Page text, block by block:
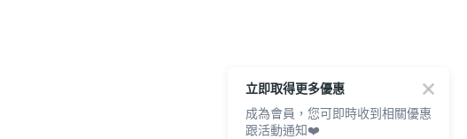
立即取得更多優惠
成為會員，您可即時收到相關優惠
跟活動通知❤️